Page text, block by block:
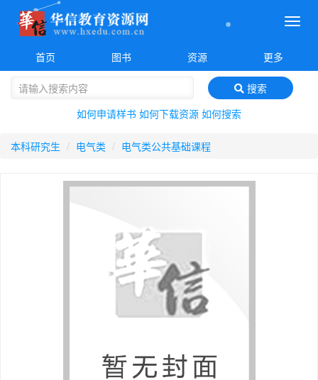
菜
首页
图书 资源 更多
搜索
如何申请样书 如何下载资源 如何搜索
本科研究生 电气类 电气类公共基础课程